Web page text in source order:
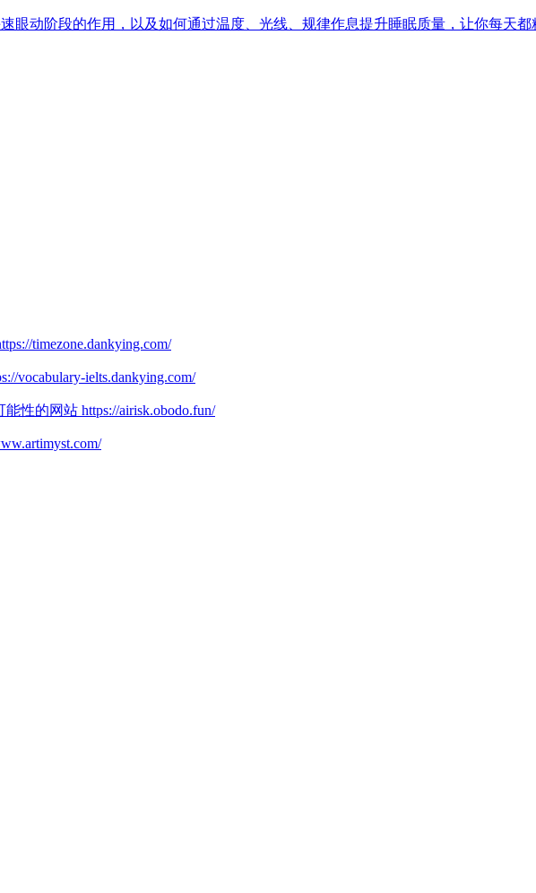
动阶段的作用，以及如何通过温度、光线、规律作息提升睡眠质量，让你每天都
timezone.dankying.com/
vocabulary-ielts.dankying.com/
性的网站 https://airisk.obodo.fun/